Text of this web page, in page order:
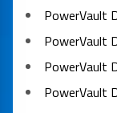
PowerVault
PowerVault
PowerVault
PowerVault